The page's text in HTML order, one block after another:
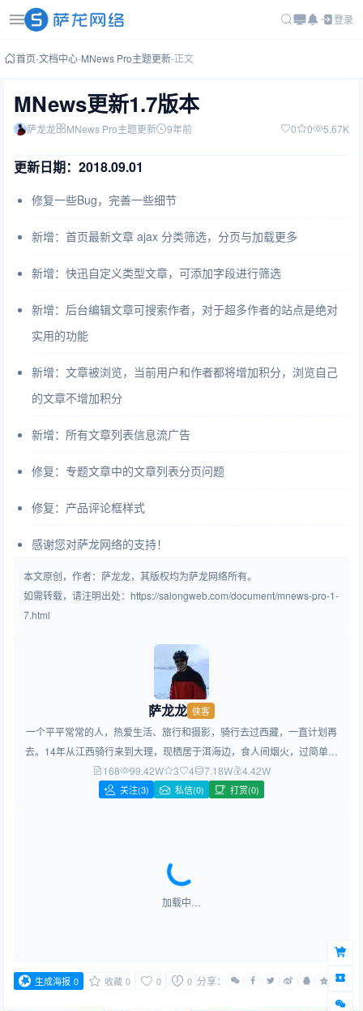
登录
首页-文档中心-MNews Pro主题更新-正文
MNews更新1.7版本
萨龙龙 MNews Pro主题更新 9年前 0 0 5.67K
更新日期：2018.09.01
修复一些Bug，完善一些细节
新增：首页最新文章 ajax 分类筛选，分页与加载更多
新增：快迅自定义类型文章，可添加字段进行筛选
新增：后台编辑文章可搜索作者，对于超多作者的站点是绝对
实用的功能
新增：文章被浏览，当前用户和作者都将增加积分，浏览自己
的文章不增加积分
新增：所有文章列表信息流广告
修复：专题文章中的文章列表分页问题
修复：产品评论框样式
感谢您对萨龙网络的支持！
本文原创，作者：萨龙龙，其版权均为萨龙网络所有。
如需转载，请注明出处：https://salongweb.com/document/mnews-pro-1-
7.html
萨龙龙 侠客
一个平平常常的人，热爱生活、旅行和摄影，骑行去过西藏，一直计划再
去。14年从江西骑行来到大理，现栖居于洱海边，食人间烟火，过简单生
活，做简约设计！
168 99.42W 3 4 7.18W 4.42W
关注(3) 私信(0) 打赏(0)
加载中…
生成海报 0 收藏 0 0 0 分享：